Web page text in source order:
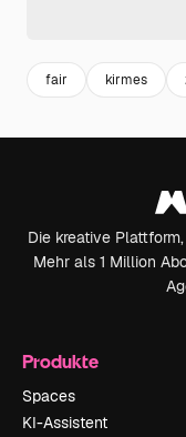
fair kirmes
Die kreative
Mehr als 1 Million
Produkte
Spaces
KI-Assistent